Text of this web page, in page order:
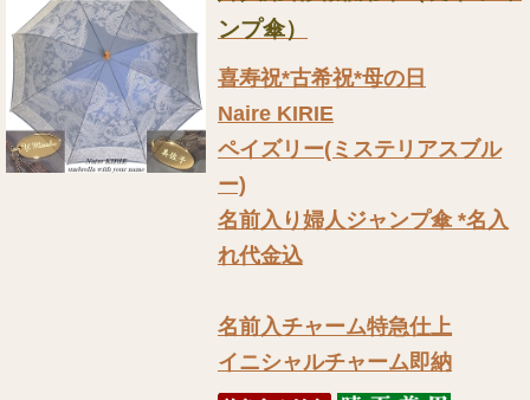
ンプ傘）
喜寿祝*古希祝*母の日
Naire KIRIE
ペイズリー(ミステリアスブル
ー)
名前入り婦人ジャンプ傘 *名入
れ代金込
名前入チャーム特急仕上
イニシャルチャーム即納